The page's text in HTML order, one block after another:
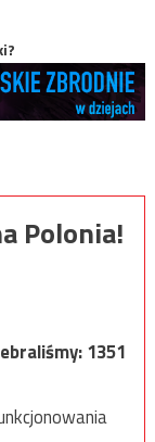
Polonia!
1351